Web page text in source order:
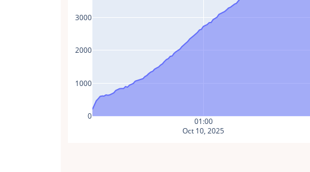
01:00
Oct 10, 2025
0
1000
2000
3000